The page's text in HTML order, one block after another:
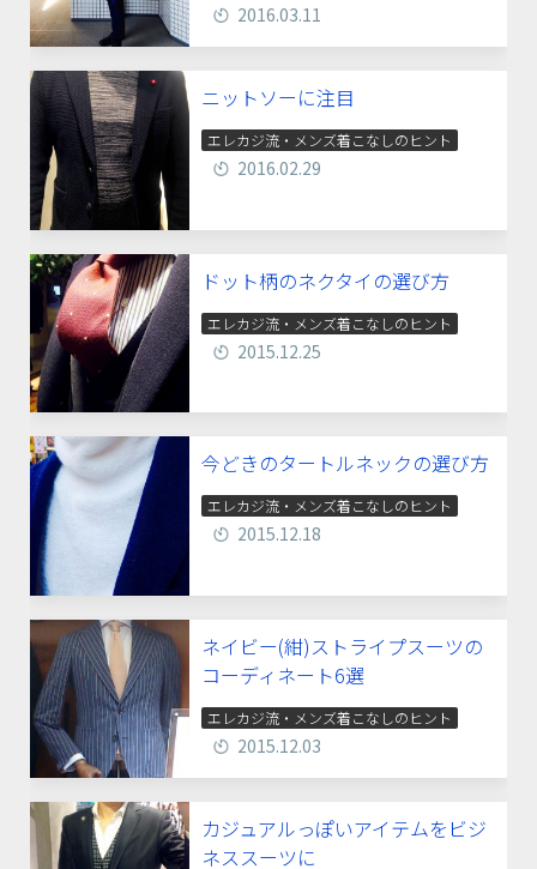
2016.03.11
ニットソーに注目
エレカジ流・メンズ着こなしのヒント
2016.02.29
ドット柄のネクタイの選び方
エレカジ流・メンズ着こなしのヒント
2015.12.25
今どきのタートルネックの選び方
エレカジ流・メンズ着こなしのヒント
2015.12.18
ネイビー(紺)ストライプスーツの
コーディネート6選
エレカジ流・メンズ着こなしのヒント
2015.12.03
カジュアルっぽいアイテムをビジ
ネススーツに